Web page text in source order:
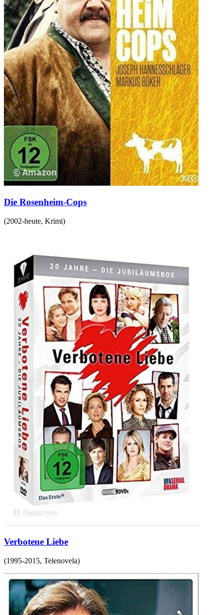
Die Rosenheim-Cops
(2002-heute, Krimi)
Verbotene Liebe
(1995-2015, Telenovela)